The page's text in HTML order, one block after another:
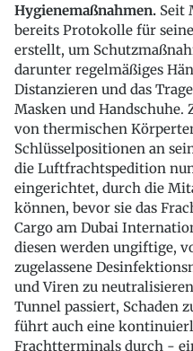
Hygienemaßnahmen. Seit
bereits Protokolle für
erstellt, um
darunter regelmäßiges
Distanzieren und das
Masken und
von thermischen
Schlüsselpositionen an
die Luftfrachtspedition
eingerichtet, durch die
können, bevor sie das
Cargo am Dubai
diesen werden ungiftige,
zugelassene
und Viren zu
Tunnel passiert, Schaden
führt auch eine
Frachtterminals durch -